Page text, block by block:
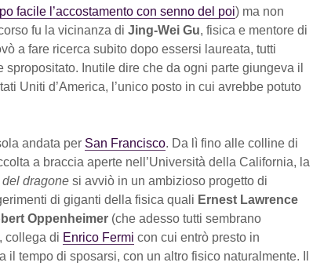
facile l’accostamento con senno del poi) ma non
fu la vicinanza di Jing-Wei Gu, fisica e mentore di
a fare ricerca subito dopo essersi laureata, tutti
Inutile dire che da ogni parte giungeva il
Uniti d’America, l’unico posto in cui avrebbe potuto
andata per San Francisco. Da lì fino alle colline di
a braccia aperte nell’Università della California, la
del dragone si avviò in un ambizioso progetto di
di giganti della fisica quali Ernest Lawrence
Oppenheimer (che adesso tutti sembrano
, collega di Enrico Fermi con cui entrò presto in
tempo di sposarsi, con un altro fisico naturalmente. Il